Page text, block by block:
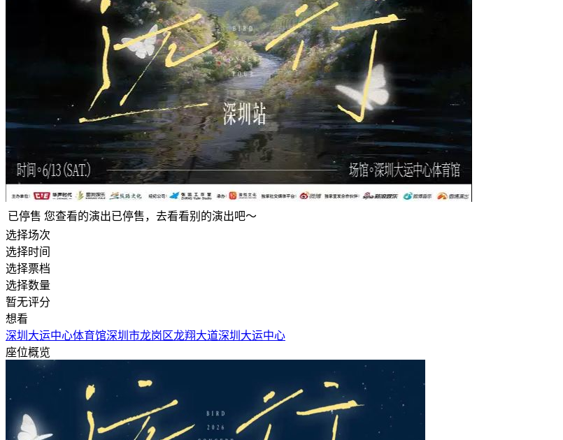
已停售 您查看的演出已停售，去看看别的演出吧～
选择场次
选择时间
选择票档
选择数量
暂无评分
想看
深圳大运中心体育馆深圳市龙岗区龙翔大道深圳大运中心
座位概览